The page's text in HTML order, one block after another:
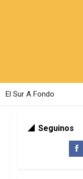
El Sur A Fondo
Seguinos